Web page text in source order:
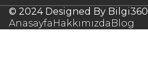
© 2024 Designed By Bilgi360
Anasayfa Hakkımızda Blog